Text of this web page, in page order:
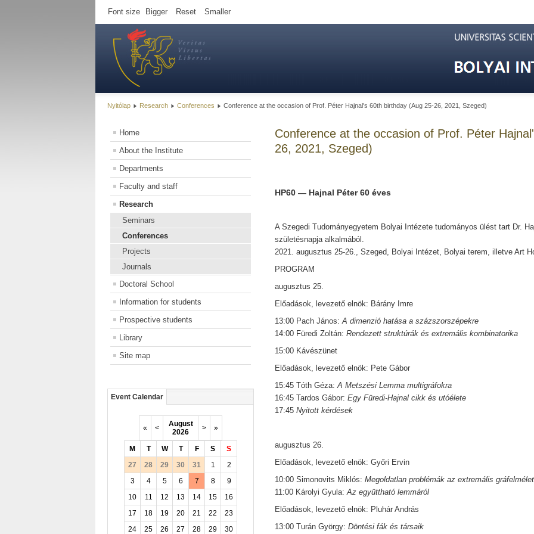
Font size Bigger Reset Smaller
Nyitólap Research Conferences Conference at the occasion of Prof. Péter Hajnal's 60th birthday (Aug 25-26, 2021, Szeged)
Home
About the Institute
Departments
Faculty and staff
Research
Seminars
Conferences
Projects
Journals
Doctoral School
Information for students
Prospective students
Library
Site map
Event Calendar
« <
August
2026
> »
M T W T F S
S
27
28 29 30 31 1
2
3
4 5 6 7 8
9
10
11 12 13 14 15
16
17
18 19 20 21 22
23
24
25 26 27 28 29 30
Conference at the occasion of Prof. Péter
26, 2021, Szeged)
HP60 — Hajnal Péter 60 éves
A Szegedi Tudományegyetem Bolyai Intézete tudományos ülést tart Dr.
születésnapja alkalmából.
2021. augusztus 25-26., Szeged, Bolyai Intézet, Bolyai terem, illetve Art
PROGRAM
augusztus 25.
Előadások, levezető elnök: Bárány Imre
13:00 Pach János: A dimenzió hatása a százszorszépekre
14:00 Füredi Zoltán: Rendezett struktúrák és extremális kombinatorika
15:00 Kávészünet
Előadások, levezető elnök: Pete Gábor
15:45 Tóth Géza:A Metszési Lemma multigráfokra
16:45 Tardos Gábor: Egy Füredi-Hajnal cikk és utóélete
17:45 Nyitott kérdések
augusztus 26.
Előadások, levezető elnök: Győri Ervin
10:00 Simonovits Miklós: Megoldatlan problémák az extremális
11:00 Károlyi Gyula: Az együttható lemmáról
Előadások, levezető elnök: Pluhár András
13:00 Turán György: Döntési fák és társaik